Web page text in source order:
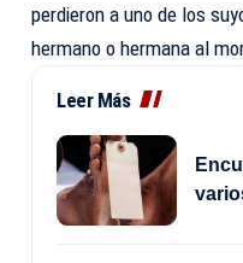
perdieron a uno de los
hermano o hermana al
Leer Más